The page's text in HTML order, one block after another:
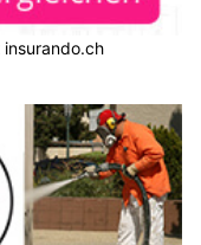
insurando.ch